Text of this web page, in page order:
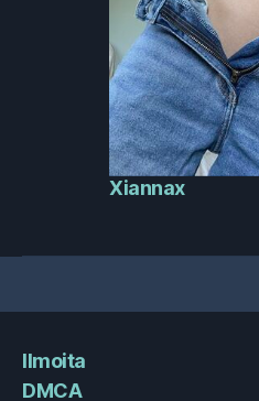
Xiannax
Ilmoita
DMCA